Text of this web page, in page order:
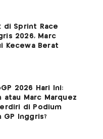
di Sprint Race
2026, Marc
Kecewa Berat
2026 Hari Ini:
atau Marc Marquez
di Podium
GP Inggris?